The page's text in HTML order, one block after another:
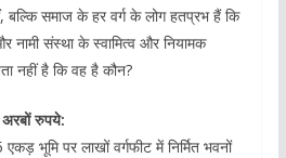
बल्कि समाज के हर वर्ग के लोग हतप्रभ हैं कि
नामी संस्था के स्वामित्व और नियामक
नहीं है कि वह है कौन?
अरबों रुपये:
भूमि पर लाखों वर्गफीट में निर्मित भवनों